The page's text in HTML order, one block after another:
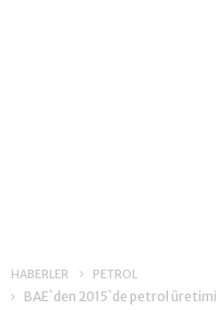
HABERLER PETROL
BAE`den 2015`de petrol üretimi